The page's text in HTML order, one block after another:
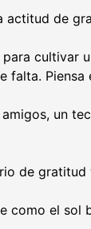
actitud de
cultivar
falta.
un
de
como el sol